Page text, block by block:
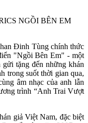
NGỒI BÊN EM
Đinh Tùng chính thức
"Ngồi Bên Em" - một
gửi tặng đến những khán
trong suốt thời gian qua,
âm nhạc của anh lẫn
trình “Anh Trai Vượt
giả Việt Nam, đặc biệt